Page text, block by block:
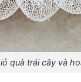
quà trái cây và